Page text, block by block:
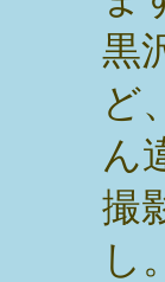
黒
ど
ん
撮
し